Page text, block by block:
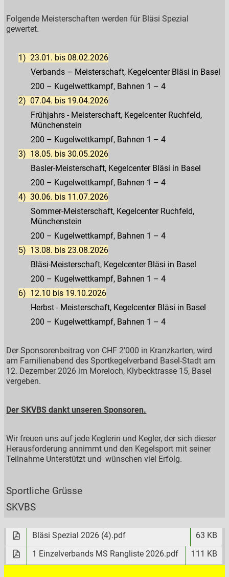
Folgende Meisterschaften werden für Bläsi Spezial
gewertet.
1) 23.01. bis 08.02.2026
Verbands – Meisterschaft, Kegelcenter Bläsi in Basel
200 – Kugelwettkampf, Bahnen 1 – 4
2) 07.04. bis 19.04.2026
Frühjahrs - Meisterschaft, Kegelcenter Ruchfeld,
Münchenstein
200 – Kugelwettkampf, Bahnen 1 – 4
3) 18.05. bis 30.05.2026
Basler-Meisterschaft, Kegelcenter Bläsi in Basel
200 – Kugelwettkampf, Bahnen 1 – 4
4) 30.06. bis 11.07.2026
Sommer-Meisterschaft, Kegelcenter Ruchfeld,
Münchenstein
200 – Kugelwettkampf, Bahnen 1 – 4
5) 13.08. bis 23.08.2026
Bläsi-Meisterschaft, Kegelcenter Bläsi in Basel
200 – Kugelwettkampf, Bahnen 1 – 4
6) 12.10 bis 19.10.2026
Herbst - Meisterschaft, Kegelcenter Bläsi in Basel
200 – Kugelwettkampf, Bahnen 1 – 4
Der Sponsorenbeitrag von CHF 2'000 in Kranzkarten, wird
am Familienabend des Sportkegelverband Basel-Stadt am
12. Dezember 2026 im Moreloch, Klybecktrasse 15, Basel
vergeben.
Der SKVBS dankt unseren Sponsoren.
Wir freuen uns auf jede Keglerin und Kegler, der sich dieser
Herausforderung annimmt und den Kegelsport mit seiner
Teilnahme Unterstützt und wünschen viel Erfolg.
Sportliche Grüsse
SKVBS
Bläsi Spezial 2026 (4).pdf
63 KB
1 Einzelverbands MS Rangliste 2026.pdf
111 KB